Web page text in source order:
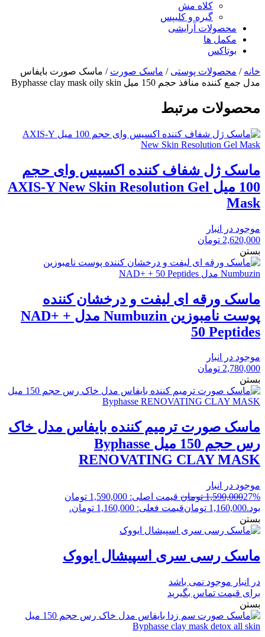
کلاه مش
گیره و کلیپس
محصولات آرایشی
مکمل ها
بوتاکس
خانه / محصولات پوستی / ماسک صورت / ماسک صورت بایفاس
مدل جمع کننده منافذ حجم 150 میل Byphasse clay mask oily skin
محصولات مرتبط
ماسک ژل شفاف کننده اکسیس وای حجم
100 میل AXIS-Y New Skin Resolution Gel
Mask
موجود در انبار
2,620,000 تومان
بستن
ماسک ورقه ای لیفت و درخشان کننده
پوست نامبوزین Numbuzin مدل NAD+ +
50 Peptides
موجود در انبار
2,780,000 تومان
بستن
ماسک صورت ترمیم کننده بایفاس مدل خاک
رس حجم 150 میل Byphasse
RENOVATING CLAY MASK
موجود در انبار
27%
1,590,000 تومان
قیمت اصلی: 1,590,000 تومان
بود.1,160,000 تومانقیمت فعلی: 1,160,000 تومان.
بستن
ماسک رسی سری اسپیشال ایووک
در انبار موجود نمی باشد
برای قیمت تماس بگیرید
بستن